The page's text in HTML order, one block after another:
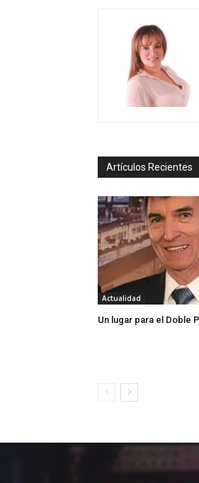
Artículos Recientes
Actualidad
Un lugar para el Doble